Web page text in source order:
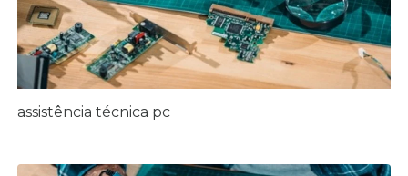
assistência técnica pc